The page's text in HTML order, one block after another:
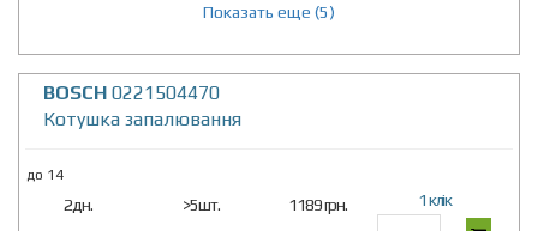
Показать еще (5)
BOSCH 0221504470
Котушка запалювання
до 14
2дн. >5шт. 1189 грн. 1 клік